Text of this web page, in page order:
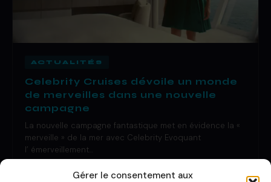
Gérer le consentement aux
ACTUALITÉS
Celebrity Cruises dévoile un monde
de merveilles dans une nouvelle
campagne
La nouvelle campagne fantastique met en évidence la «
merveille » de la mer avec Celebrity Evoquant
l’ émerveillement…